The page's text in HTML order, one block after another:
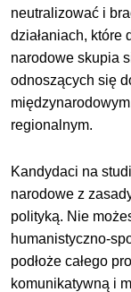
neutralizować i
działaniach, które
narodowe skupia
odnoszących się
regionalnym.
Kandydaci na
narodowe z
polityką. Nie
humanistyczno-
podłoże całego
komunikatywną i